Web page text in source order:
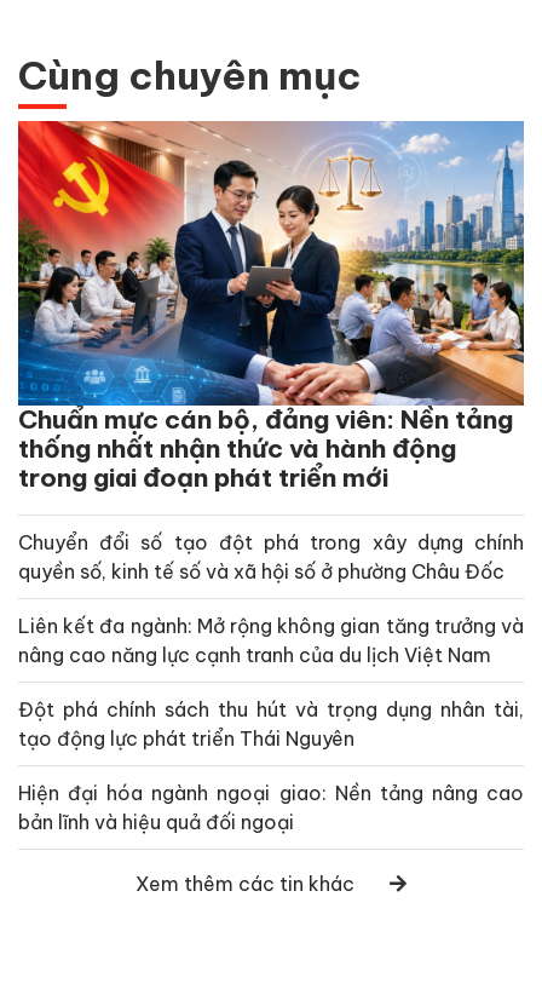
Cùng chuyên mục
Chuẩn mực cán bộ, đảng viên: Nền tảng
thống nhất nhận thức và hành động
trong giai đoạn phát triển mới
Chuyển đổi số tạo đột phá trong xây dựng chính
quyền số, kinh tế số và xã hội số ở phường Châu Đốc
Liên kết đa ngành: Mở rộng không gian tăng trưởng và
nâng cao năng lực cạnh tranh của du lịch Việt Nam
Đột phá chính sách thu hút và trọng dụng nhân tài,
tạo động lực phát triển Thái Nguyên
Hiện đại hóa ngành ngoại giao: Nền tảng nâng cao
bản lĩnh và hiệu quả đối ngoại
Xem thêm các tin khác